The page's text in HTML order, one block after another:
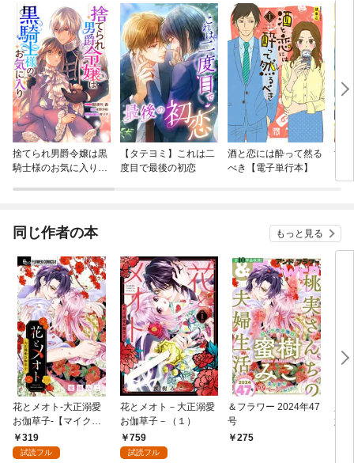
捨てられ男爵令嬢は黒
騎士様のお気に入り
【タテヨミ】これは二
度目で最後の初恋
酒と恋には酔って然る
べき【電子単行本】
亡
同じ作者の本 もっと見る
花とメオト-大正溺愛
お伽草子-【マイク
ロ】（１）
319
試読フル
花とメオト－大正溺愛
お伽草子－（１）
759
試読フル
＆フラワー 2024年47
号
275
嬢